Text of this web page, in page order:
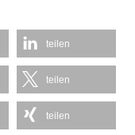
teilen
teilen
teilen